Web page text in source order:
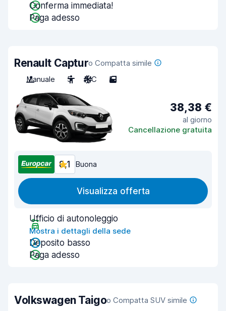
Conferma immediata!
Paga adesso
Renault Capturo Compatta simile
Manuale
5 A/C 5
38,38 €
al giorno
Cancellazione gratuita
8,1 Buona
Visualizza offerta
Ufficio di autonoleggio
Mostra i dettagli della sede
Deposito basso
Paga adesso
Volkswagen Taigoo Compatta SUV simile